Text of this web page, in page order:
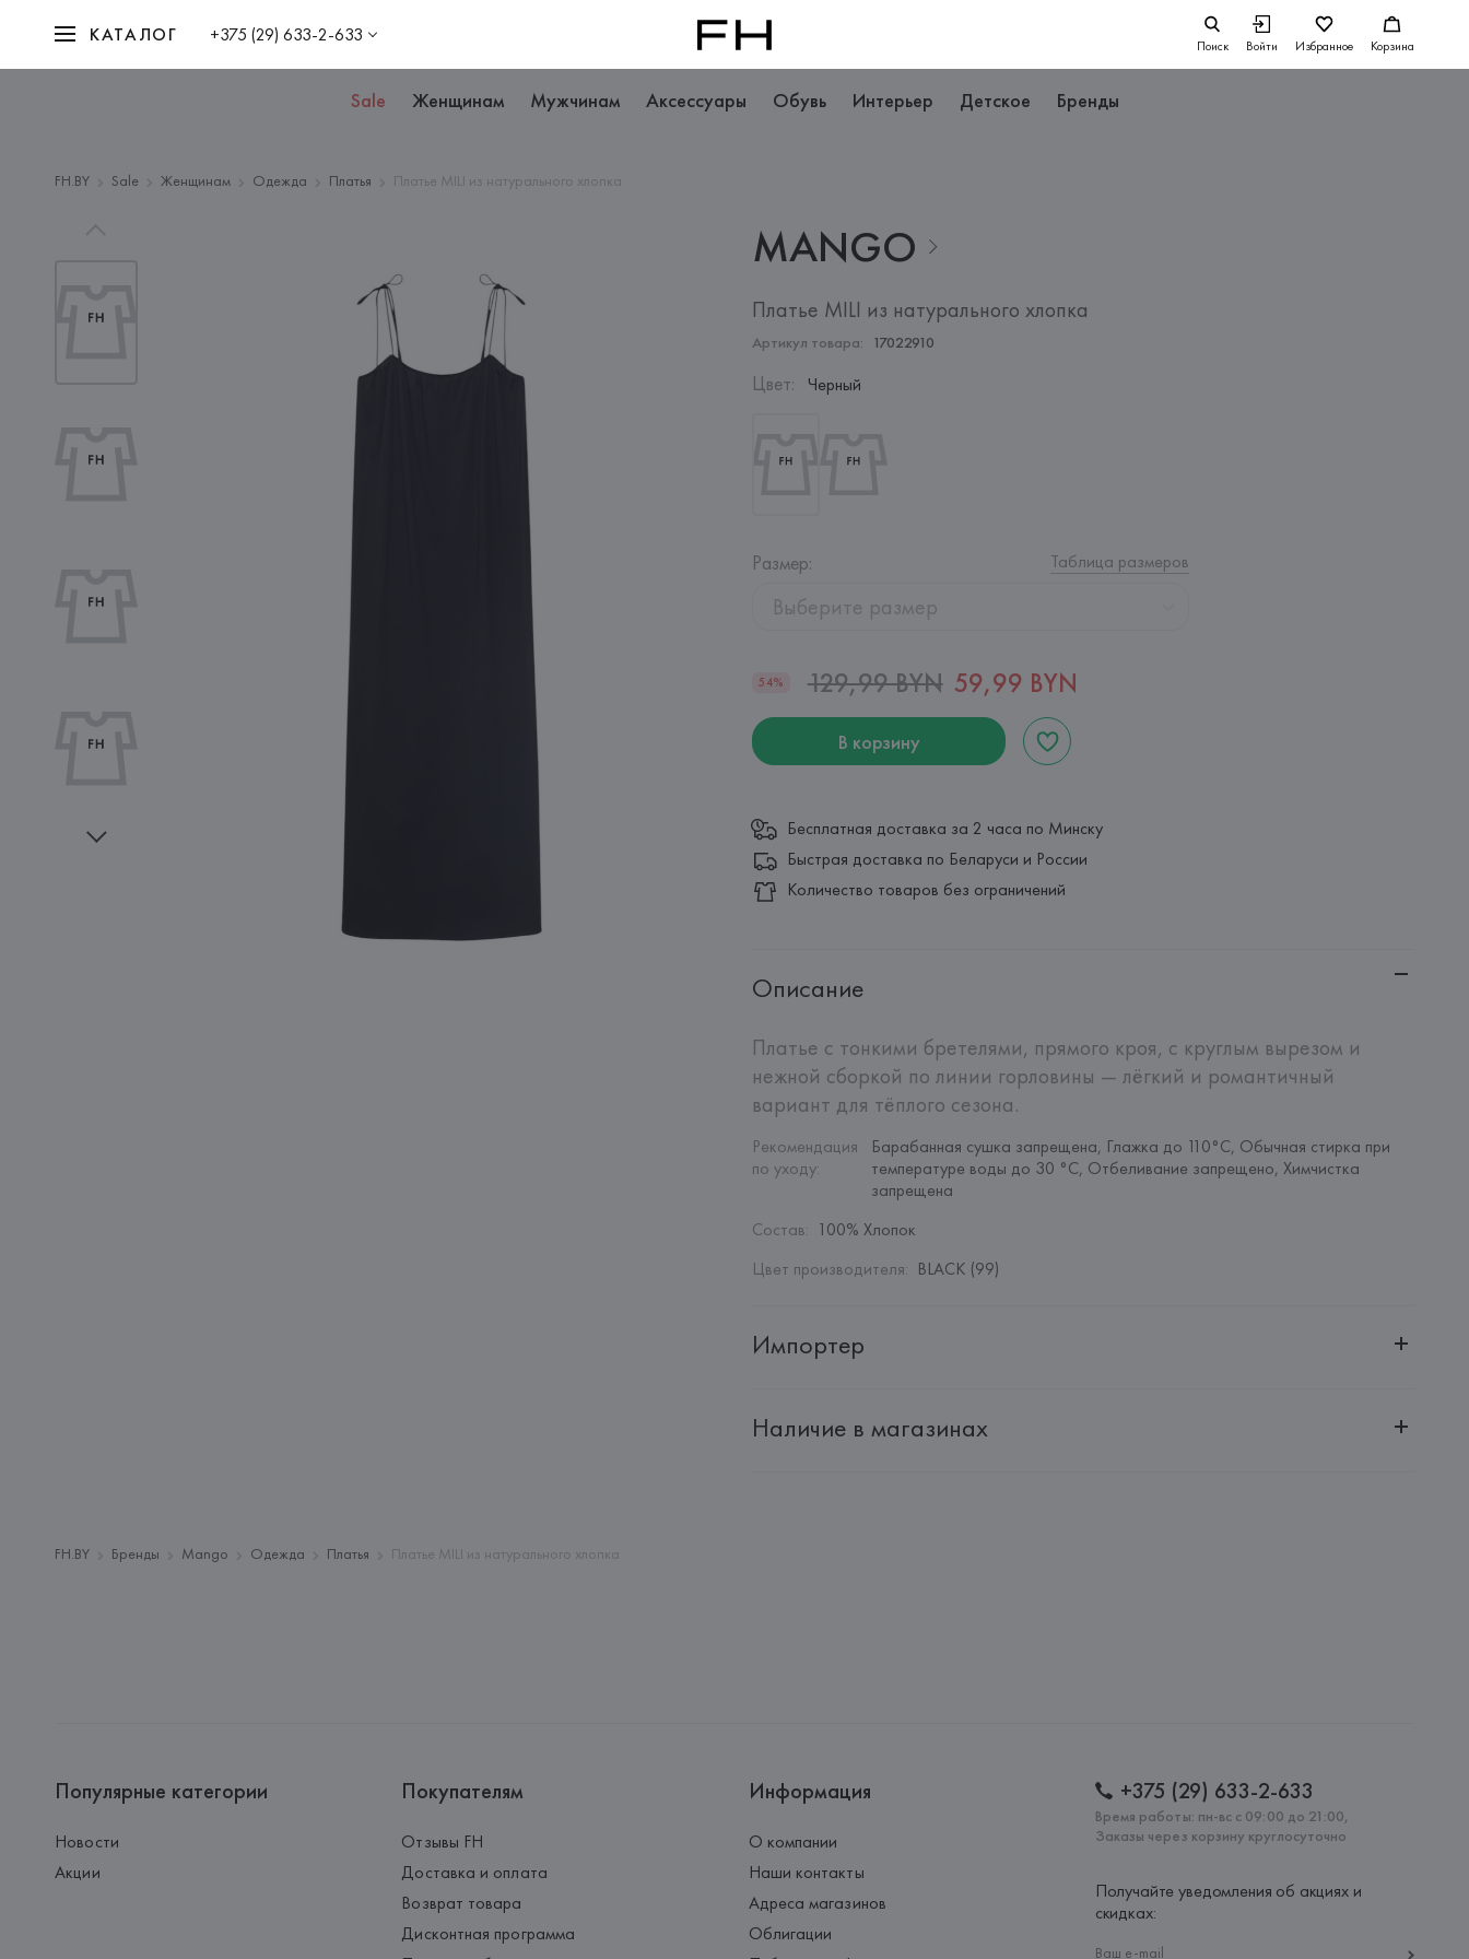
КАТАЛОГ +375 (29) 633-2-633 Поиск Войти Избранное Корзина
Sale Женщинам Мужчинам Аксессуары Обувь Интерьер Детское Бренды
FH.BY Sale Женщинам Одежда Платья Платье MILI из натурального хлопка
MANGO
Платье MILI из натурального хлопка
Артикул товара: 17022910
Цвет: Черный
Размер: Таблица размеров
Выберите размер
54% 129,99 BYN 59,99 BYN
В корзину
Бесплатная доставка за 2 часа по Минску
Быстрая доставка по Беларуси и России
Количество товаров без ограничений
Описание
Платье с тонкими бретелями, прямого кроя, с круглым вырезом и
нежной сборкой по линии горловины — лёгкий и романтичный
вариант для тёплого сезона.
Рекомендация
по уходу:
Барабанная сушка запрещена, Глажка до 110°C, Обычная стирка при
температуре воды до 30 °C, Отбеливание запрещено, Химчистка
запрещена
Состав: 100% Хлопок
Цвет производителя: BLACK (99)
Импортер
Адрес: Республика Беларусь, 220030, г. Минск, ул. Немига, 5, пом. 39, ком. 1
Наличие в магазинах
FH.BY Бренды Mango Одежда Платья Платье MILI из натурального хлопка
Популярные категории
Новости
Акции
Покупателям
Отзывы FH
Доставка и оплата
Возврат товара
Дисконтная программа
Информация
О компании
Наши контакты
Адреса магазинов
Облигации
+375 (29) 633-2-633
Время работы: пн-вс с 09:00 до 21:00,
Заказы через корзину круглосуточно
Получайте уведомления об акциях и
скидках: